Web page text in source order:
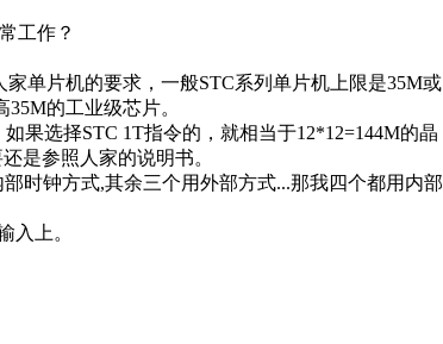
工作？
单片机的要求，一般STC系列单片机上限是35M或
的工业级芯片。
果选择STC 1T指令的，就相当于12*12=144M的晶
是参照人家的说明书。
时钟方式,其余三个用外部方式...那我四个都用内部
入上。